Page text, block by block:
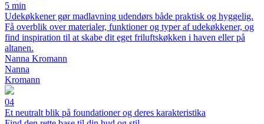
5 min
Udekøkkener gør madlavning udendørs både praktisk og hyggelig.
Få overblik over materialer, funktioner og typer af udekøkkener, og
find inspiration til at skabe dit eget friluftskøkken i haven eller på
altanen.
Nanna Kromann
Nanna
Kromann
04
Et neutralt blik på foundationer og deres karakteristika